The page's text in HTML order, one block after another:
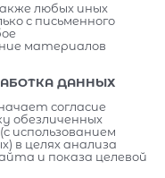
любых иных
с письменного
материалов
ДАННЫХ
согласие
обезличенных
использованием
в целях анализа
и показа целевой